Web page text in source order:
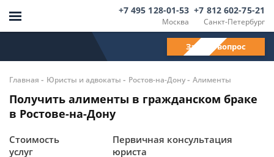
Москва
+7 495 128-01-53
Санкт-Петербург
+7 812 602-75-21
Задать вопрос
Главная - Юристы и адвокаты - Ростов-на-Дону- Алименты
Получить алименты в гражданском браке
в Ростове-на-Дону
Стоимость
услуг
Первичная консультация
юриста